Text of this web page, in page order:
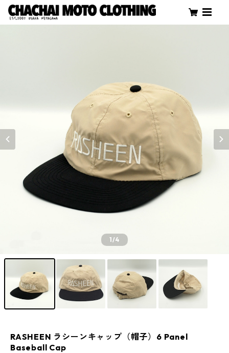
1/4
RASHEEN ラシーンキャップ（帽子）6 Panel
Baseball Cap